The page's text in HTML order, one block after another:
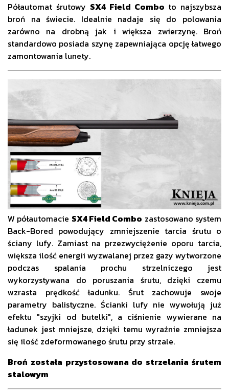
Półautomat śrutowy SX4 Field Combo to najszybsza
broń na świecie. Idealnie nadaje się do polowania
zarówno na drobną jak i większa zwierzynę. Broń
standardowo posiada szynę zapewniająca opcję łatwego
zamontowania lunety.
W półautomacie SX4 Field Combo zastosowano system
Back-Bored powodujący zmniejszenie tarcia śrutu o
ściany lufy. Zamiast na przezwyciężenie oporu tarcia,
większa ilość energii wyzwalanej przez gazy wytworzone
podczas spalania prochu strzelniczego jest
wykorzystywana do poruszania śrutu, dzięki czemu
wzrasta prędkość ładunku. Śrut zachowuje swoje
parametry balistyczne. Ścianki lufy nie wywołują już
efektu "szyjki od butelki", a ciśnienie wywierane na
ładunek jest mniejsze, dzięki temu wyraźnie zmniejsza
się ilość zdeformowanego śrutu przy strzale.
Broń została przystosowana do strzelania śrutem
stalowym